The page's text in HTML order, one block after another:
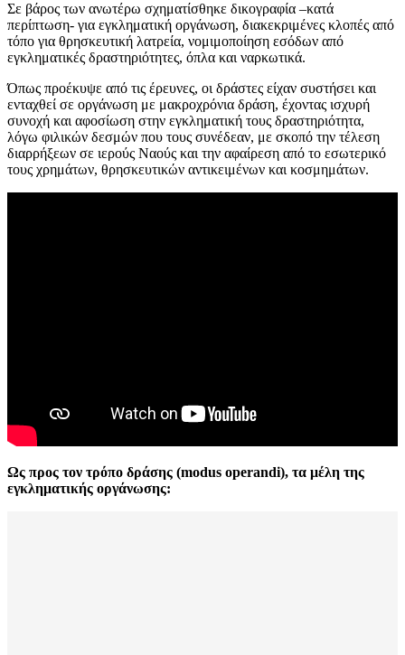
Σε βάρος των ανωτέρω σχηματίσθηκε δικογραφία –κατά
περίπτωση- για εγκληματική οργάνωση, διακεκριμένες κλοπές από
τόπο για θρησκευτική λατρεία, νομιμοποίηση εσόδων από
εγκληματικές δραστηριότητες, όπλα και ναρκωτικά.
Όπως προέκυψε από τις έρευνες, οι δράστες είχαν συστήσει και
ενταχθεί σε οργάνωση με μακροχρόνια δράση, έχοντας ισχυρή
συνοχή και αφοσίωση στην εγκληματική τους δραστηριότητα,
λόγω φιλικών δεσμών που τους συνέδεαν, με σκοπό την τέλεση
διαρρήξεων σε ιερούς Ναούς και την αφαίρεση από το εσωτερικό
τους χρημάτων, θρησκευτικών αντικειμένων και κοσμημάτων.
Ως προς τον τρόπο δράσης (modus operandi), τα μέλη της
εγκληματικής οργάνωσης: